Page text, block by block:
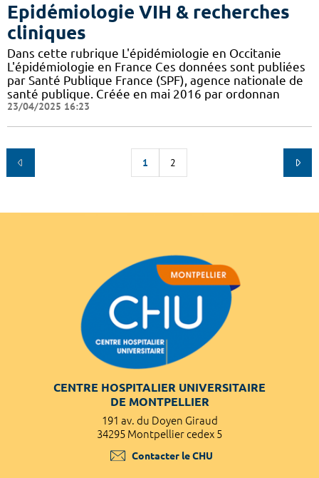
Epidémiologie VIH & recherches
cliniques
Dans cette rubrique L'épidémiologie en Occitanie
L'épidémiologie en France Ces données sont publiées
par Santé Publique France (SPF), agence nationale de
santé publique. Créée en mai 2016 par ordonnan
23/04/2025 16:23
1 2
CENTRE HOSPITALIER UNIVERSITAIRE
DE MONTPELLIER
191 av. du Doyen Giraud
34295 Montpellier cedex 5
Contacter le CHU